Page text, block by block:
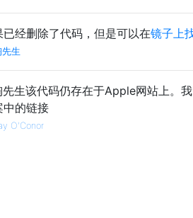
已经删除了代码，但是可以在镜子上
先生
先生该代码仍存在于Apple网站上。
中的链接
O'Conor